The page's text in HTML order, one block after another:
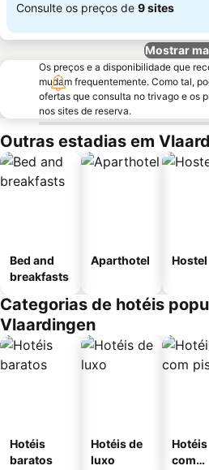
Consulte os preços de 9 sites
Mostrar
Os preços e a disponibilidade que
mudam frequentemente. Como tal,
ofertas que consulta no trivago e os
nos sites de reserva.
Outras estadias em
Bed and
breakfasts
Aparthotel Hostel
Categorias de hotéis
Vlaardingen
Hotéis
baratos
Hotéis de
luxo
Hotéis
com